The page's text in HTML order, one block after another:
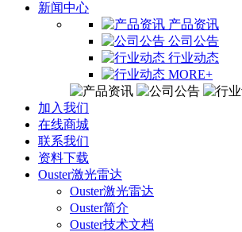
新闻中心
产品资讯
公司公告
行业动态
MORE+
加入我们
在线商城
联系我们
资料下载
Ouster激光雷达
Ouster激光雷达
Ouster简介
Ouster技术文档